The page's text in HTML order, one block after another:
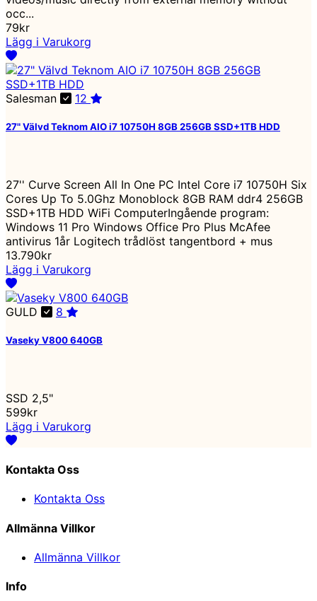
occ...
79kr
Lägg i Varukorg
Salesman 12
27" Välvd Teknom AIO i7 10750H 8GB 256GB SSD+1TB HDD
27'' Curve Screen All In One PC Intel Core i7 10750H Six
Cores Up To 5.0Ghz Monoblock 8GB RAM ddr4 256GB
SSD+1TB HDD WiFi ComputerIngående program:
Windows 11 Pro Windows Office Pro Plus McAfee
antivirus 1år Logitech trådlöst tangentbord + mus
13.790kr
Lägg i Varukorg
GULD 8
Vaseky V800 640GB
SSD 2,5"
599kr
Lägg i Varukorg
Kontakta Oss
Kontakta Oss
Allmänna Villkor
Allmänna Villkor
Info